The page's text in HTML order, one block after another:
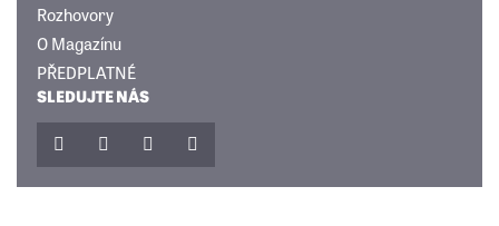
Rozhovory
O Magazínu
PŘEDPLATNÉ
SLEDUJTE NÁS